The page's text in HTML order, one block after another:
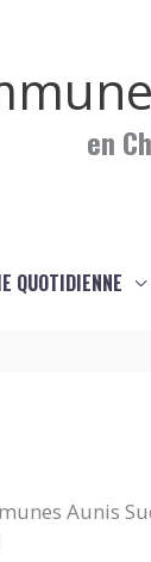
en
QUOTIDIENNE
Aunis